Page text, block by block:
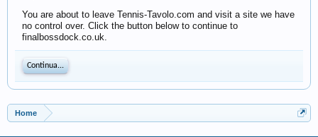
You are about to leave Tennis-Tavolo.com and visit a site we have
no control over. Click the button below to continue to
finalbossdock.co.uk.
Continua...
Home